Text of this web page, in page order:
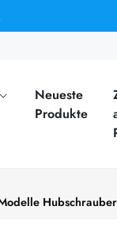
Neueste
Produkte